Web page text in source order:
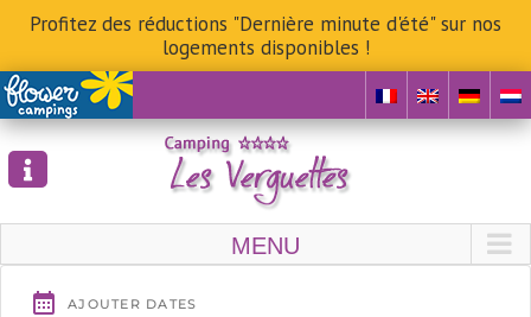
Profitez des réductions "Dernière minute d'été" sur nos
logements disponibles !
Skip
to
content